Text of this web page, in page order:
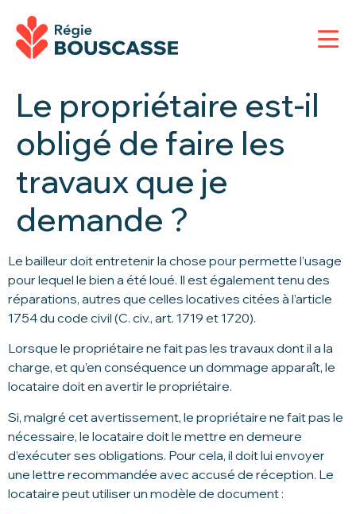
Le propriétaire est-il
obligé de faire les
travaux que je
demande ?
Le bailleur doit entretenir la chose pour permette l’usage
pour lequel le bien a été loué. Il est également tenu des
réparations, autres que celles locatives citées à l’article
1754 du code civil (C. civ., art. 1719 et 1720).
Lorsque le propriétaire ne fait pas les travaux dont il a la
charge, et qu’en conséquence un dommage apparaît, le
locataire doit en avertir le propriétaire.
Si, malgré cet avertissement, le propriétaire ne fait pas le
nécessaire, le locataire doit le mettre en demeure
d’exécuter ses obligations. Pour cela, il doit lui envoyer
une lettre recommandée avec accusé de réception. Le
locataire peut utiliser un modèle de document :